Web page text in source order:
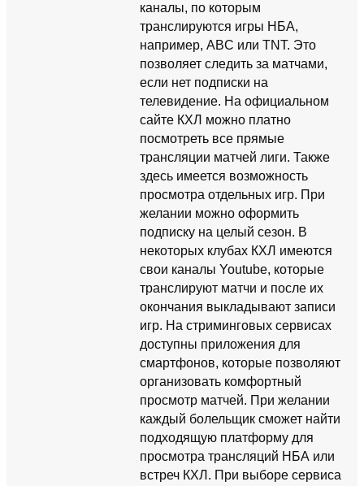
каналы, по которым
транслируются игры НБА,
например, ABC или TNT. Это
позволяет следить за матчами,
если нет подписки на
телевидение. На официальном
сайте КХЛ можно платно
посмотреть все прямые
трансляции матчей лиги. Также
здесь имеется возможность
просмотра отдельных игр. При
желании можно оформить
подписку на целый сезон. В
некоторых клубах КХЛ имеются
свои каналы Youtube, которые
транслируют матчи и после их
окончания выкладывают записи
игр. На стриминговых сервисах
доступны приложения для
смартфонов, которые позволяют
организовать комфортный
просмотр матчей. При желании
каждый болельщик сможет найти
подходящую платформу для
просмотра трансляций НБА или
встреч КХЛ. При выборе сервиса